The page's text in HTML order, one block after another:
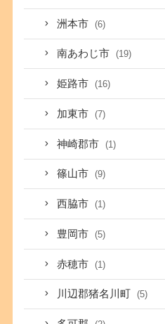
洲本市 (6)
南あわじ市 (19)
姫路市 (16)
加東市 (7)
神崎郡市 (1)
篠山市 (9)
西脇市 (1)
豊岡市 (5)
赤穂市 (1)
川辺郡猪名川町 (5)